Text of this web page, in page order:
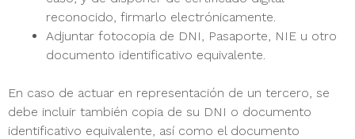
reconocido, firmarlo electrónicamente.
Adjuntar fotocopia de DNI, Pasaporte, NIE u otro
documento identificativo equivalente.
En caso de actuar en representación de un tercero, se
debe incluir también copia de su DNI o documento
identificativo equivalente, así como el documento